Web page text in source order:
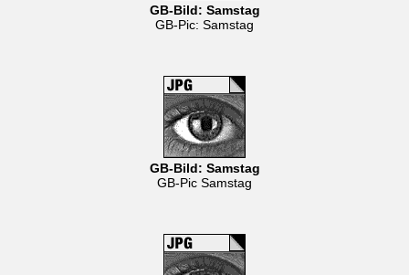
GB-Bild: Samstag
GB-Pic: Samstag
GB-Bild: Samstag
GB-Pic Samstag